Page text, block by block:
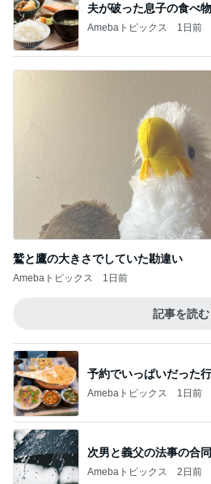
夫が破った息子の食べ
Amebaトピックス 1日前
鷲と鷹の大きさでしていた勘違い
Amebaトピックス 1日前
記事を読む
予約でいっぱいだった
Amebaトピックス 1日前
次男と義父の法事の合
Amebaトピックス 2日前